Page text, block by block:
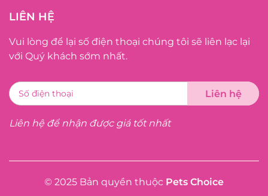
LIÊN HỆ
Vui lòng để lại số điện thoại chúng tôi sẽ liên lạc lại
với Quý khách sớm nhất.
Liên hệ để nhận được giá tốt nhất
© 2025 Bản quyền thuộc Pets Choice